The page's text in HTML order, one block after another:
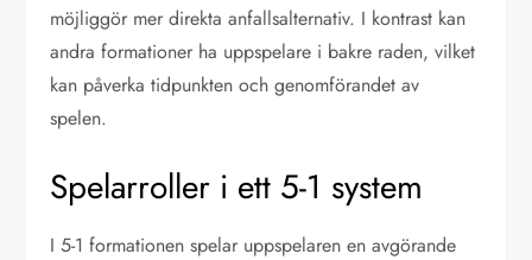
möjliggör mer direkta anfallsalternativ. I kontrast kan
andra formationer ha uppspelare i bakre raden, vilket
kan påverka tidpunkten och genomförandet av
spelen.
Spelarroller i ett 5-1 system
I 5-1 formationen spelar uppspelaren en avgörande